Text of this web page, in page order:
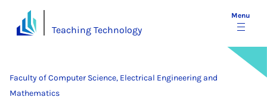
Teaching Technology
Menu
Faculty of Computer Science, Electrical Engineering and
Mathematics